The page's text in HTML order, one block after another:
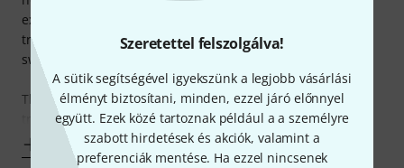
Szeretettel felszolgálva!
A sütik segítségével igyekszünk a legjobb vásárlási
élményt biztosítani, minden, ezzel járó előnnyel
együtt. Ezek közé tartoznak például a a személyre
szabott hirdetések és akciók, valamint a
preferenciák mentése. Ha ezzel nincsenek
excellent, and it captures my playing beautifully. The five
tracks are perfect for layering, and I love how easy it is to
switch between them.
The interface is pretty intuitive, so I didn’t have too much
trouble figuring things out right away. The
Mutass többet